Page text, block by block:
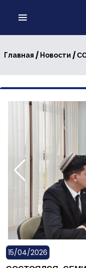
Главная / Новости /
15/04/2026